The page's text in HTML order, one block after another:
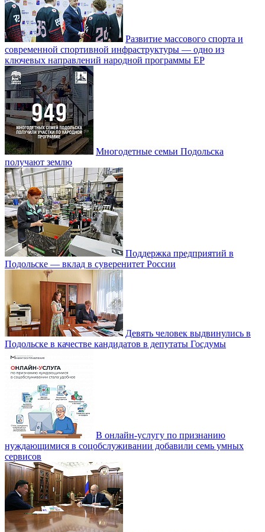
Развитие массового спорта и
современной спортивной инфраструктуры — одно из
ключевых направлений народной программы ЕР
Многодетные семьи Подольска
получают землю
Поддержка предприятий в
Подольске — вклад в суверенитет России
Девять человек выдвинулись в
Подольске в качестве кандидатов в депутаты Госдумы
В онлайн-услугу по признанию
нуждающимися в соцобслуживании добавили семь умных
сервисов